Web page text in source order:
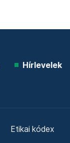
Hírlevelek
Etikai kódex